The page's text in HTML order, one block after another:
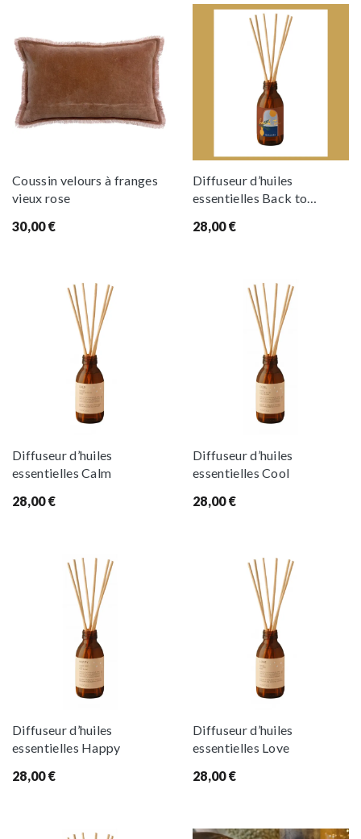
Coussin velours à franges
vieux rose
30,00€
Diffuseur d’huiles
essentielles Back to
28,00€
Diffuseur d’huiles
essentielles Calm
28,00€
Diffuseur d’huiles
essentielles Cool
28,00€
Diffuseur d’huiles
essentielles Happy
28,00€
Diffuseur d’huiles
essentielles Love
28,00€